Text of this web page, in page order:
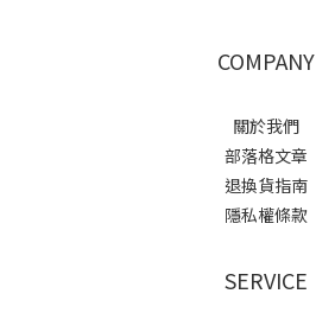
COMPANY
關於我們
部落格文章
退換貨指南
隱私權條款
SERVICE